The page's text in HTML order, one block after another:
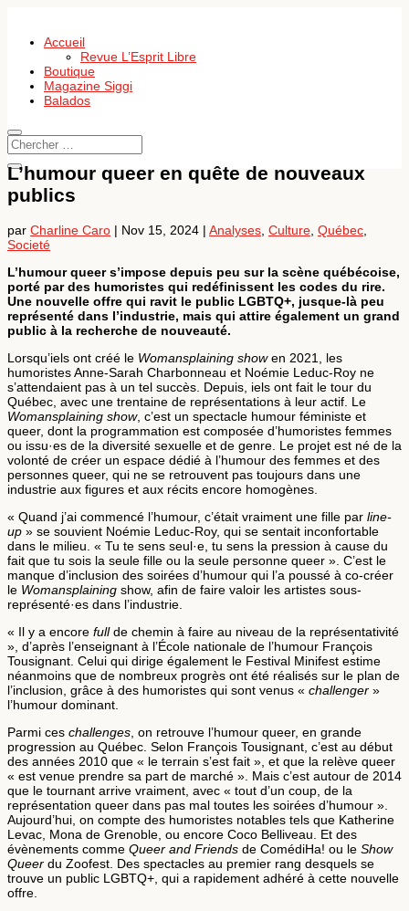
Accueil
Revue L’Esprit Libre
Boutique
Magazine Siggi
Balados
L’humour queer en quête de nouveaux
publics
par Charline Caro | Nov 15, 2024 | Analyses Culture Québec
Societé
L’humour queer s’impose depuis peu sur la scène québécoise,
porté par des humoristes qui redéfinissent les codes du rire.
Une nouvelle offre qui ravit le public LGBTQ+, jusque-là peu
représenté dans l’industrie, mais qui attire également un grand
public à la recherche de nouveauté.
Lorsqu’iels ont créé le Womansplaining showen 2021, les
humoristes Anne-Sarah Charbonneau et Noémie Leduc-Roy ne
s’attendaient pas à un tel succès. Depuis, iels ont fait le tour du
Québec, avec une trentaine de représentations à leur actif. Le
Womansplaining show, c’est un spectacle humour féministe et
queer, dont la programmation est composée d’humoristes femmes
ou issu·es de la diversité sexuelle et de genre. Le projet est né de la
volonté de créer un espace dédié à l’humour des femmes et des
personnes queer, qui ne se retrouvent pas toujours dans une
industrie aux figures et aux récits encore homogènes.
« Quand j’ai commencé l’humour, c’était vraiment une fille par line-
up » se souvient Noémie Leduc-Roy, qui se sentait inconfortable
dans le milieu. « Tu te sens seul·e, tu sens la pression à cause du
fait que tu sois la seule fille ou la seule personne queer ». C’est le
manque d’inclusion des soirées d’humour qui l’a poussé à co-créer
le Womansplaining show, afin de faire valoir les artistes sous-
représenté·es dans l’industrie.
« Il y a encore fullde chemin à faire au niveau de la représentativité
», d’après l’enseignant à l’École nationale de l’humour François
Tousignant. Celui qui dirige également le Festival Minifest estime
néanmoins que de nombreux progrès ont été réalisés sur le plan de
l’inclusion, grâce à des humoristes qui sont venus « challenger »
l’humour dominant.
Parmi ces challenges , on retrouve l’humour queer, en grande
progression au Québec. Selon François Tousignant, c’est au début
des années 2010 que « le terrain s’est fait », et que la relève queer
« est venue prendre sa part de marché ». Mais c’est autour de 2014
que le tournant arrive vraiment, avec « tout d’un coup, de la
représentation queer dans pas mal toutes les soirées d’humour ».
Aujourd’hui, on compte des humoristes notables tels que Katherine
Levac, Mona de Grenoble, ou encore Coco Belliveau. Et des
évènements comme Queer and Friends de ComédiHa! ou le Show
Queer du Zoofest. Des spectacles au premier rang desquels se
trouve un public LGBTQ+, qui a rapidement adhéré à cette nouvelle
offre.